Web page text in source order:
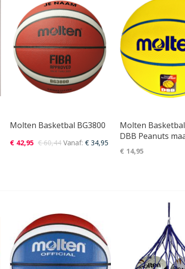
Molten Basketbal BG3800
€ 42,95 € 60,44 Vanaf € 34,95
Molten
DBB Peanuts
€ 14,95